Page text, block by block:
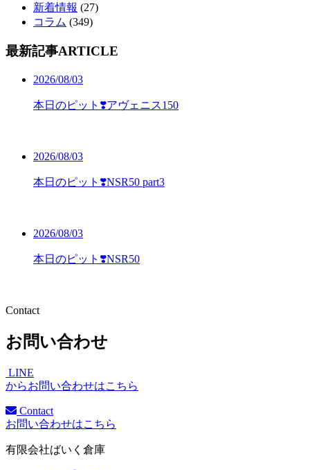
新着情報 (27)
コラム (349)
最新記事ARTICLE
2026/08/03
本日のピット❣️アヴェニス150
2026/08/03
本日のピット❣️NSR50 part3
2026/08/03
本日のピット❣️NSR50
Contact
お問い合わせ
LINE
からお問い合わせはこちら
Contact
お問い合わせはこちら
有限会社ばいく倉庫